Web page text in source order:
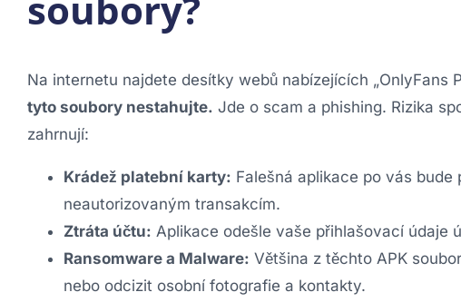
Na internetu najdete desítky webů nabízejících „OnlyFans
tyto soubory nestahujte. Jde o scam a phishing. Rizika
zahrnují:
Krádež platební karty: Falešná aplikace po vás
neautorizovaným transakcím.
Ztráta účtu: Aplikace odešle vaše přihlašovací údaje
Ransomware a Malware: Většina z těchto APK
nebo odcizit osobní fotografie a kontakty.